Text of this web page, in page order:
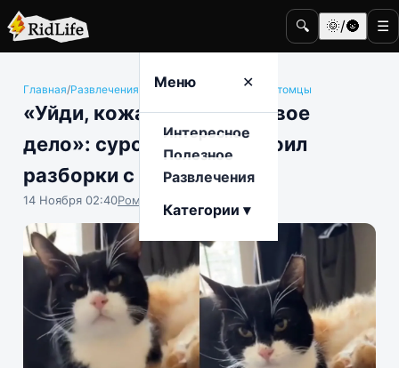
🔍 🌞/🌚 ☰
Меню ✕
Интересное
Полезное
Развлечения
Категории ▾
Главная/Развлечения Животные и домашние питомцы
«Уйди, кожаный. Это не твое
дело»: суровый кот устроил
разборки с братом
14 Ноября 02:40Роман Чистоляпов